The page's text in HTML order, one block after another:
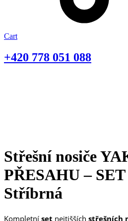
Cart
+420 778 051 088
Střešní nosiče
PŘESAHU –
Stříbrná
Kompletní set nejtišších střešních